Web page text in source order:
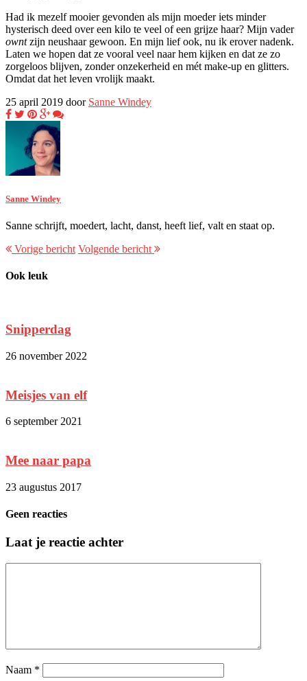
Had ik mezelf mooier gevonden als mijn moeder iets minder
hysterisch deed over een kilo te veel of een grijze haar? Mijn vader
owntzijn neushaar gewoon. En mijn lief ook, nu ik erover nadenk.
Laten we hopen dat ze vooral veel naar hem kijken en dat ze zo
zorgeloos blijven, zonder onzekerheid en mét make-up en glitters.
Omdat dat het leven vrolijk maakt.
25 april 2019 door Sanne Windey
Sanne Windey
Sanne schrijft, moedert, lacht, danst, heeft lief, valt en staat op.
Vorige bericht Volgende bericht
Ook leuk
Snipperdag
26 november 2022
Meisjes van elf
6 september 2021
Mee naar papa
23 augustus 2017
Geen reacties
Laat je reactie achter
Naam *